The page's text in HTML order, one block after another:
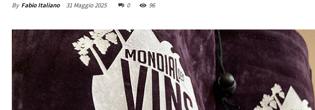
By Fabio Italiano 31 Maggio 2025 0 96